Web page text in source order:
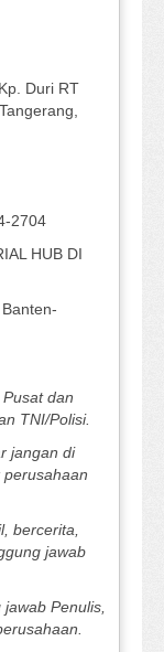
Duri RT
2704
HUB DI
dan
TNI/Polisi.
jangan di
bercerita,
jawab
Penulis,